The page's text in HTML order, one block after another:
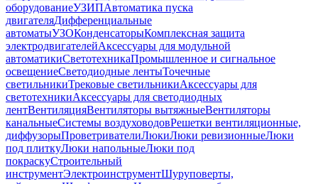
оборудованиеУЗИПАвтоматика пуска
двигателяДифференциальные
автоматыУЗОКонденсаторыКомплексная защита
электродвигателейАксессуары для модульной
автоматикиСветотехникаПромышленное и сигнальное
освещениеСветодиодные лентыТочечные
светильникиТрековые светильникиАксессуары для
светотехникиАксессуары для светодиодных
лентВентиляцияВентиляторы вытяжныеВентиляторы
канальныеСистемы воздуховодовРешетки вентиляционные,
диффузорыПроветривателиЛюкиЛюки ревизионныеЛюки
под плиткуЛюки напольныеЛюки под
покраскуСтроительный
инструментЭлектроинструментШуруповерты,